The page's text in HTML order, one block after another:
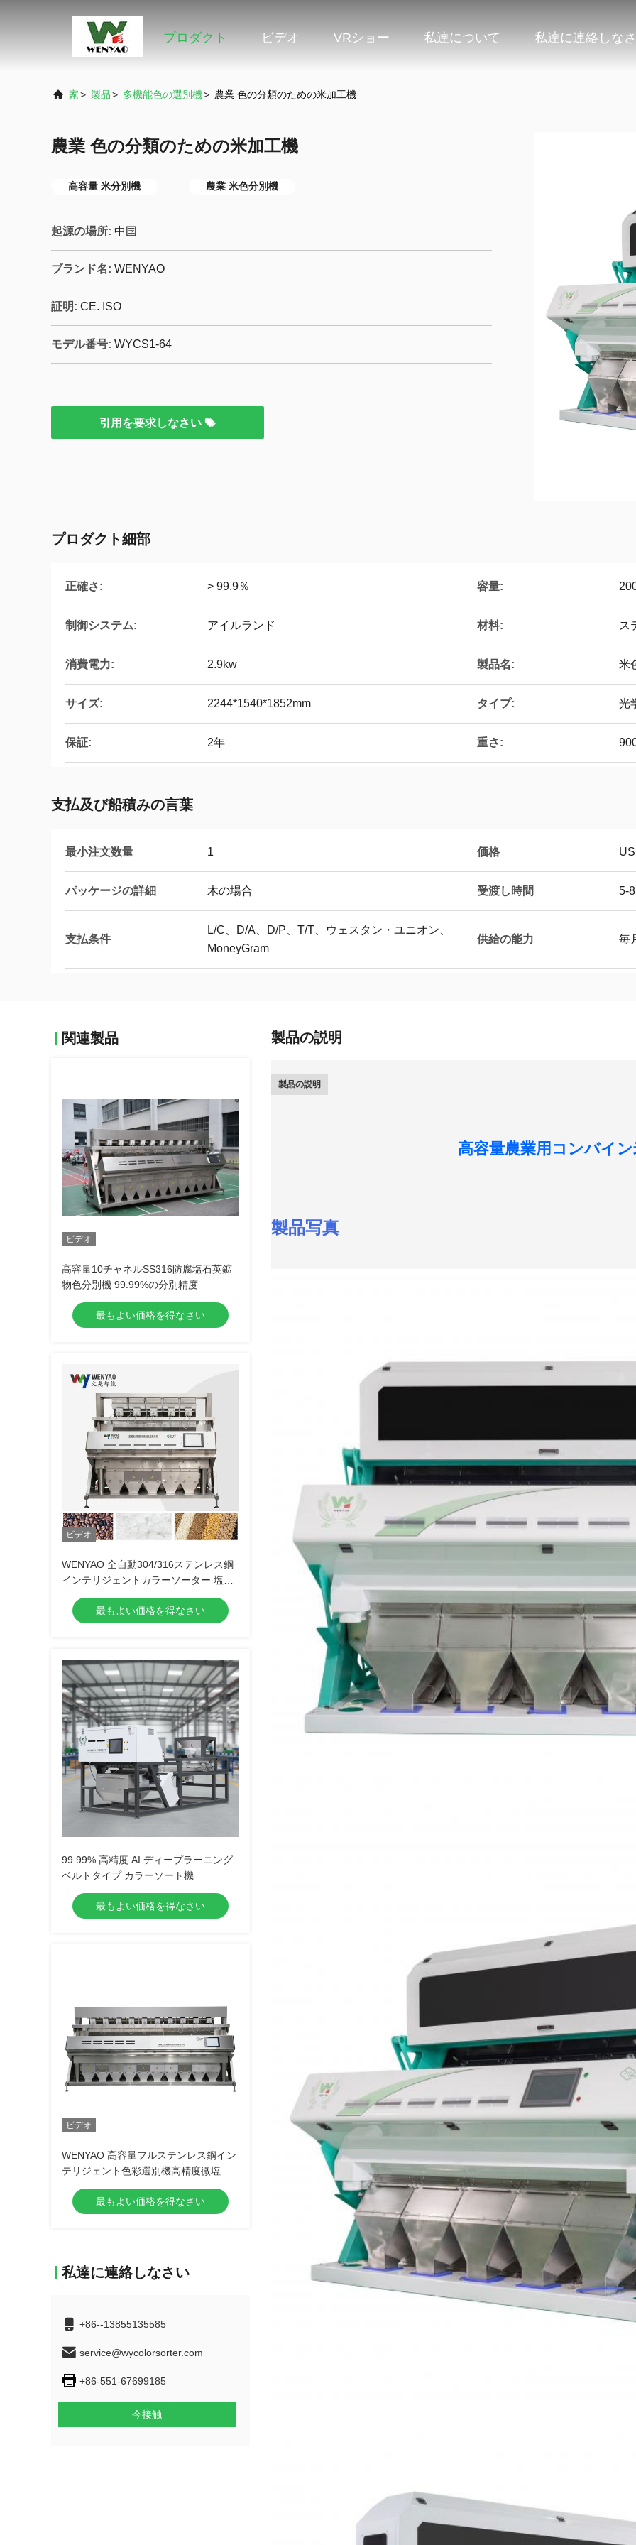
家 プロダクト ビデオ VRショー 私達について 私達に連絡しな
家> 製品> 多機能色の選別機> 農業 色の分類のための米加工機
農業 色の分類のための米加工機
高容量 米分別機 農業 米色分別機
起源の場所: 中国
ブランド名: WENYAO
証明: CE. ISO
モデル番号: WYCS1-64
引用を要求しなさい
プロダクト細部
正確さ: > 99.9％ 容量:
制御システム: アイルランド 材料: ス
消費電力: 2.9kw 製品名: 米
サイズ: 2244*1540*1852mm タイプ: 光
保証: 2年 重さ:
支払及び船積みの言葉
最小注文数量 1 価格
パッケージの詳細 木の場合 受渡し時間 5-
支払条件
L/C、D/A、D/P、T/T、ウェスタン・ユニオン、
MoneyGram
供給の能力 毎
関連製品
ビデオ
高容量10チャネルSS316防腐塩石英鉱
物色分別機 99.99%の分別精度
最もよい価格を得なさい
ビデオ
WENYAO 全自動304/316ステンレス鋼
インテリジェントカラーソーター 塩分
除去機 不純物除去
最もよい価格を得なさい
99.99% 高精度 AI ディープラーニング
ベルトタイプ カラーソート機
最もよい価格を得なさい
ビデオ
WENYAO 高容量フルステンレス鋼イン
テリジェント色彩選別機高精度微塩色
彩選別機
最もよい価格を得なさい
私達に連絡しなさい
+86--13855135585
service@wycolorsorter.com
+86-551-67699185
今接触
製品の説明
製品の説明
高容量農業用コンバイ
製品写真